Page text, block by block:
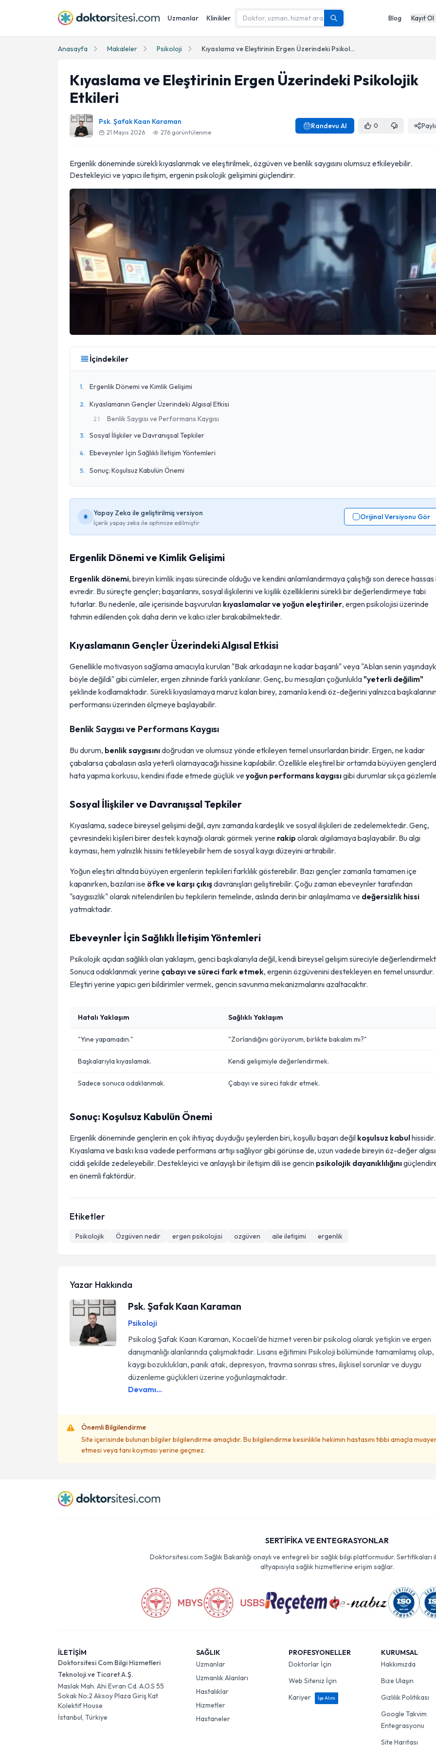
Uzmanlar Klinikler Blog Kayıt Ol
Anasayfa Makaleler Psikoloji Kıyaslama ve Eleştirinin Ergen Üzerindeki Psikolojik Etkileri
Kıyaslama ve Eleştirinin Ergen Üzerindeki Psikolojik
Etkileri
Psk. Şafak Kaan Karaman
21 Mayıs 2026 276 görüntülenme
Randevu Al 0
Ergenlik döneminde sürekli kıyaslanmak ve eleştirilmek, özgüven ve benlik saygısını olumsuz etkileyebilir.
Destekleyici ve yapıcı iletişim, ergenin psikolojik gelişimini güçlendirir.
İçindekiler
1. Ergenlik Dönemi ve Kimlik Gelişimi
2. Kıyaslamanın Gençler Üzerindeki Algısal Etkisi
2.1 Benlik Saygısı ve Performans Kaygısı
3. Sosyal İlişkiler ve Davranışsal Tepkiler
4. Ebeveynler İçin Sağlıklı İletişim Yöntemleri
5. Sonuç: Koşulsuz Kabulün Önemi
Yapay Zeka ile geliştirilmiş versiyon
İçerik yapay zeka ile optimize edilmiştir
Orijinal Versiyonu Gör
Ergenlik Dönemi ve Kimlik Gelişimi
Ergenlik dönemi, bireyin kimlik inşası sürecinde olduğu ve kendini anlamlandırmaya çalıştığı son derece
evredir. Bu süreçte gençler; başarılarını, sosyal ilişkilerini ve kişilik özelliklerini sürekli bir değerlendirmeye tabi
tutarlar. Bu nedenle, aile içerisinde başvurulan kıyaslamalar ve yoğun eleştiriler, ergen psikolojisi üzerinde
tahmin edilenden çok daha derin ve kalıcı izler bırakabilmektedir.
Kıyaslamanın Gençler Üzerindeki Algısal Etkisi
Genellikle motivasyon sağlama amacıyla kurulan "Bak arkadaşın ne kadar başarılı" veya "Ablan senin
böyle değildi" gibi cümleler, ergen zihninde farklı yankılanır. Genç, bu mesajları çoğunlukla "yeterli değilim"
şeklinde kodlamaktadır. Sürekli kıyaslamaya maruz kalan birey, zamanla kendi öz-değerini yalnızca
performansı üzerinden ölçmeye başlayabilir.
Benlik Saygısı ve Performans Kaygısı
Bu durum, benlik saygısınıdoğrudan ve olumsuz yönde etkileyen temel unsurlardan biridir. Ergen, ne kadar
çabalarsa çabalasın asla yeterli olamayacağı hissine kapılabilir. Özellikle eleştirel bir ortamda büyüyen
hata yapma korkusu, kendini ifade etmede güçlük ve yoğun performans kaygısıgibi durumlar sıkça
Sosyal İlişkiler ve Davranışsal Tepkiler
Kıyaslama, sadece bireysel gelişimi değil, aynı zamanda kardeşlik ve sosyal ilişkileri de zedelemektedir. Genç,
çevresindeki kişileri birer destek kaynağı olarak görmek yerine rakip olarak algılamaya başlayabilir. Bu algı
kayması, hem yalnızlık hissini tetikleyebilir hem de sosyal kaygı düzeyini artırabilir.
Yoğun eleştiri altında büyüyen ergenlerin tepkileri farklılık gösterebilir. Bazı gençler zamanla tamamen içe
kapanırken, bazıları ise öfke ve karşı çıkışdavranışları geliştirebilir. Çoğu zaman ebeveynler tarafından
"saygısızlık" olarak nitelendirilen bu tepkilerin temelinde, aslında derin bir anlaşılmama ve değersizlik hissi
yatmaktadır.
Ebeveynler İçin Sağlıklı İletişim Yöntemleri
Psikolojik açıdan sağlıklı olan yaklaşım, genci başkalarıyla değil, kendi bireysel gelişim süreciyle
Sonuca odaklanmak yerine çabayı ve süreci fark etmek, ergenin özgüvenini destekleyen en temel unsurdur.
Eleştiri yerine yapıcı geri bildirimler vermek, gencin savunma mekanizmalarını azaltacaktır.
Hatalı Yaklaşım Sağlıklı Yaklaşım
"Yine yapamadın." "Zorlandığını görüyorum, birlikte bakalım mı?"
Başkalarıyla kıyaslamak. Kendi gelişimiyle değerlendirmek.
Sadece sonuca odaklanmak. Çabayı ve süreci takdir etmek.
Sonuç: Koşulsuz Kabulün Önemi
Ergenlik döneminde gençlerin en çok ihtiyaç duyduğu şeylerden biri, koşullu başarı değil koşulsuz kabulhissidir.
Kıyaslama ve baskı kısa vadede performans artışı sağlıyor gibi görünse de, uzun vadede bireyin öz-değer
ciddi şekilde zedeleyebilir. Destekleyici ve anlayışlı bir iletişim dili ise gencin psikolojik dayanıklılığını
en önemli faktördür.
Etiketler
Psikolojik Özgüven nedir ergen psikolojisi ozgüven aile iletişimi ergenlik
Yazar Hakkında
Psk. Şafak Kaan Karaman
Psikoloji
Psikolog Şafak Kaan Karaman, Kocaeli’de hizmet veren bir psikolog olarak yetişkin ve ergen
danışmanlığı alanlarında çalışmaktadır. Lisans eğitimini Psikoloji bölümünde tamamlamış olup,
kaygı bozuklukları, panik atak, depresyon, travma sonrası stres, ilişkisel sorunlar ve duygu
düzenleme güçlükleri üzerine yoğunlaşmaktadır.
Devamı...
Önemli Bilgilendirme
Site içerisinde bulunan bilgiler bilgilendirme amaçlıdır. Bu bilgilendirme kesinlikle hekimin hastasını tıbbi amaçla
etmesi veya tanı koyması yerine geçmez.
SERTİFİKA VE ENTEGRASYONLAR
Doktorsitesi.com Sağlık Bakanlığı onaylı ve entegreli bir sağlık bilgi platformudur.
altyapısıyla sağlık hizmetlerine erişim sağlar.
İLETİŞİM
Doktorsitesi Com Bilgi Hizmetleri
Teknoloji ve Ticaret A.Ş.
Maslak Mah. Ahi Evran Cd. A.O.S 55
Sokak No:2 Aksoy Plaza Giriş Kat
Kolektif House
İstanbul, Türkiye
SAĞLIK
Uzmanlar
Uzmanlık Alanları
Hastalıklar
Hizmetler
Hastaneler
PROFESYONELLER
Doktorlar İçin
Web Siteniz İçin
Kariyer
İşe Alım
KURUMSAL
Hakkımızda
Bize Ulaşın
Gizlilik Politikası
Google Takvim
Entegrasyonu
Site Haritası